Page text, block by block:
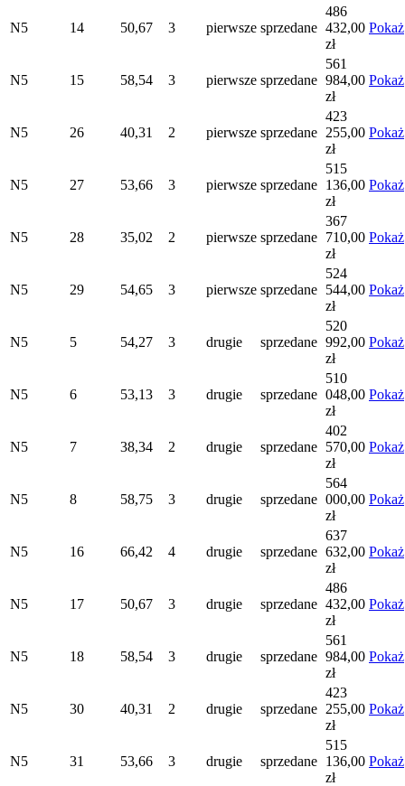
N5 14 50,67 3 pierwsze sprzedane
486
432,00
zł
Pokaż
N5 15 58,54 3 pierwsze sprzedane
561
984,00
zł
Pokaż
N5 26 40,31 2 pierwsze sprzedane
423
255,00
zł
Pokaż
N5 27 53,66 3 pierwsze sprzedane
515
136,00
zł
Pokaż
N5 28 35,02 2 pierwsze sprzedane
367
710,00
zł
Pokaż
N5 29 54,65 3 pierwsze sprzedane
524
544,00
zł
Pokaż
N5 5 54,27 3 drugie sprzedane
520
992,00
zł
Pokaż
N5 6 53,13 3 drugie sprzedane
510
048,00
zł
Pokaż
N5 7 38,34 2 drugie sprzedane
402
570,00
zł
Pokaż
N5 8 58,75 3 drugie sprzedane
564
000,00
zł
Pokaż
N5 16 66,42 4 drugie sprzedane
637
632,00
zł
Pokaż
N5 17 50,67 3 drugie sprzedane
486
432,00
zł
Pokaż
N5 18 58,54 3 drugie sprzedane
561
984,00
zł
Pokaż
N5 30 40,31 2 drugie sprzedane
423
255,00
zł
Pokaż
N5 31 53,66 3 drugie sprzedane
515
136,00
zł
Pokaż